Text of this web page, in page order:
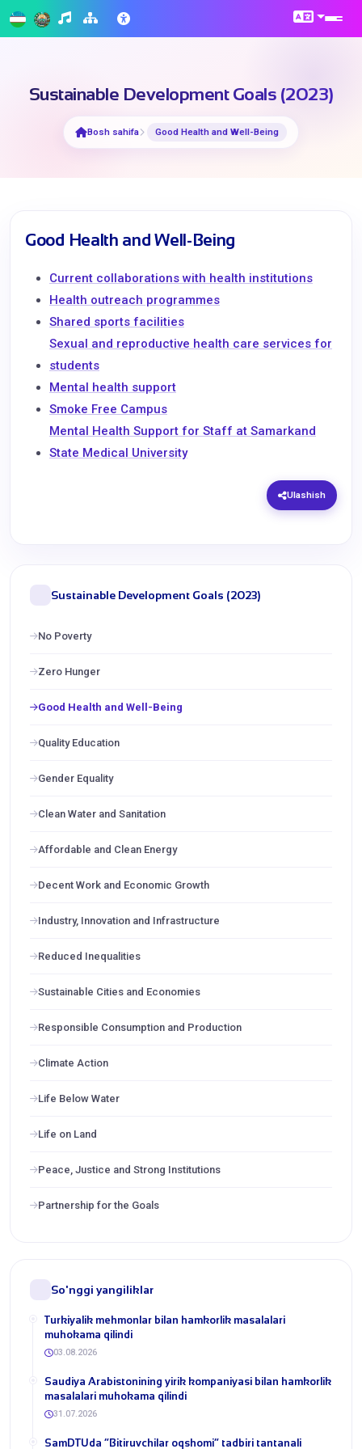
Sustainable Development Goals (2023)
Bosh sahifa Good Health and Well-Being
Good Health and Well-Being
Current collaborations with health institutions
Health outreach programmes
Shared sports facilities
Sexual and reproductive health care services for
students
Mental health support
Smoke Free Campus
Mental Health Support for Staff at Samarkand
State Medical University
Ulashish
Sustainable Development Goals (2023)
No Poverty
Zero Hunger
Good Health and Well-Being
Quality Education
Gender Equality
Clean Water and Sanitation
Affordable and Clean Energy
Decent Work and Economic Growth
Industry, Innovation and Infrastructure
Reduced Inequalities
Sustainable Cities and Economies
Responsible Consumption and Production
Climate Action
Life Below Water
Life on Land
Peace, Justice and Strong Institutions
Partnership for the Goals
So'nggi yangiliklar
Turkiyalik mehmonlar bilan hamkorlik masalalari
muhokama qilindi
03.08.2026
​Saudiya Arabistonining yirik kompaniyasi bilan hamkorlik
masalalari muhokama qilindi
31.07.2026
​SamDTUda “Bitiruvchilar oqshomi” tadbiri tantanali